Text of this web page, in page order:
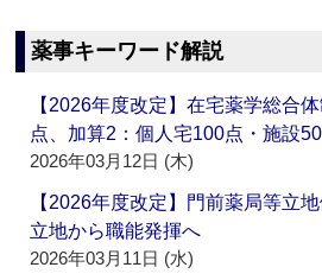
薬事キーワード解説
【2026年度改定】在宅薬学総合
点、加算2：個人宅100点・施設
2026年03月12日 (木)
【2026年度改定】門前薬局等立
立地から職能発揮へ
2026年03月11日 (水)